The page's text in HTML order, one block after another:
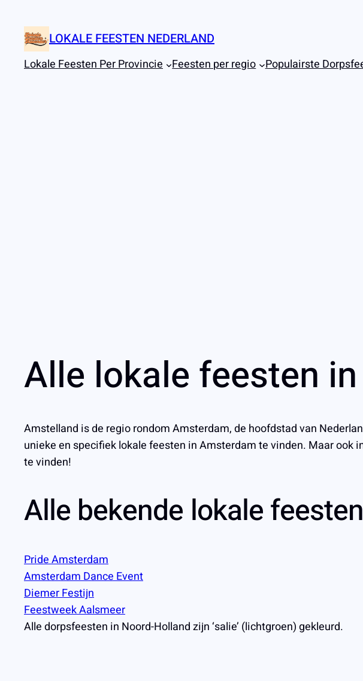
naar
inhoud
LOKALE FEESTEN NEDERLAND
Lokale Feesten Per Provincie Feesten per regio Populairste
Alle lokale feesten
Amstelland is de regio rondom Amsterdam, de hoofdstad van
unieke en specifiek lokale feesten in Amsterdam te vinden. Maar ook
te vinden!
Alle bekende lokale
Pride Amsterdam
Amsterdam Dance Event
Diemer Festijn
Feestweek Aalsmeer
Alle dorpsfeesten in Noord-Holland zijn ‘salie’ (lichtgroen) gekleurd.